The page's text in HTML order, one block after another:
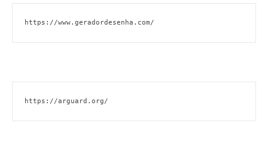
https://www.geradordesenha.com/
https://arguard.org/